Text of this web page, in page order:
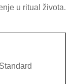
u ritual života.